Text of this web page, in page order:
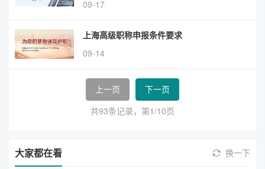
09-17
上海高级职称申报条件要求
09-14
上一页 下一页
共93条记录，第1/10页
大家都在看 换一下